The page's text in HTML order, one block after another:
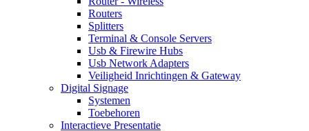
Routers
Splitters
Terminal & Console Servers
Usb & Firewire Hubs
Usb Network Adapters
Veiligheid Inrichtingen & Gateway
Digital Signage
Systemen
Toebehoren
Interactieve Presentatie